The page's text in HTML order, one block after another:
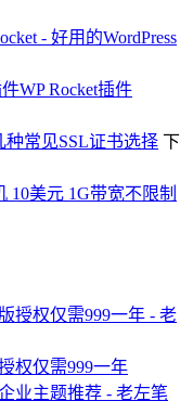
- 好用的WordPress
件WP Rocket插件
常见SSL证书选择 下
10美元 1G带宽不限制
权仅需999一年